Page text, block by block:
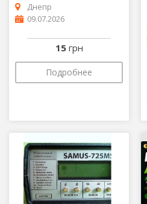
Днепр
09.07.2026
15 грн
Подробнее